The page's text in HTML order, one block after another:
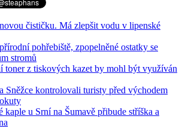
čističku. Má zlepšit vodu v lipenské
pohřebiště, zpopelněné ostatky se
stromů
toner z tiskových kazet by mohl být využíván
Sněžce kontrolovali turisty před východem
kaple u Srní na Šumavě přibude stříška a